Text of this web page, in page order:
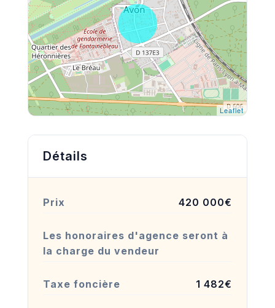
Leaflet
Détails
Prix 420 000€
Les honoraires d'agence seront à
la charge du vendeur
Taxe foncière 1 482€